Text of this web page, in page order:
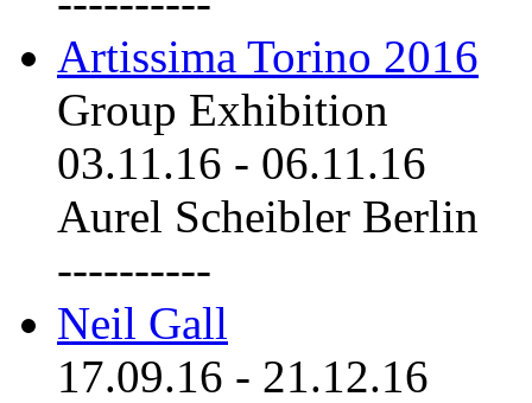
Artissima Torino 2016
Group Exhibition
03.11.16 - 06.11.16
Aurel Scheibler Berlin
----------
Neil Gall
17.09.16 - 21.12.16